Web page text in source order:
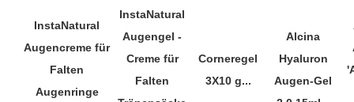
InstaNatural
Augencreme für
Falten
Augenringe
InstaNatural
Augengel -
Creme für
Falten
Corneregel
3X10 g...
Alcina
Hyaluron
Augen-Gel